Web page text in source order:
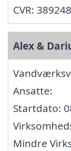
CVR:
Alex &
Ansatte:
Startdato:
Mindre